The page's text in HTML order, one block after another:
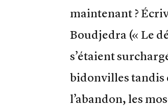
maintenant ?
Boudjedra (« Le
s’étaient
bidonvilles tandis
l’abandon, les